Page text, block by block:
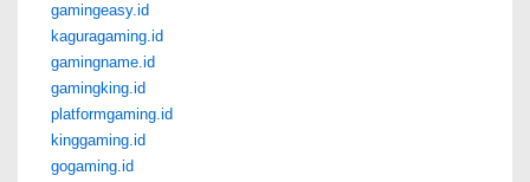
gamingeasy.id
kaguragaming.id
gamingname.id
gamingking.id
platformgaming.id
kinggaming.id
gogaming.id